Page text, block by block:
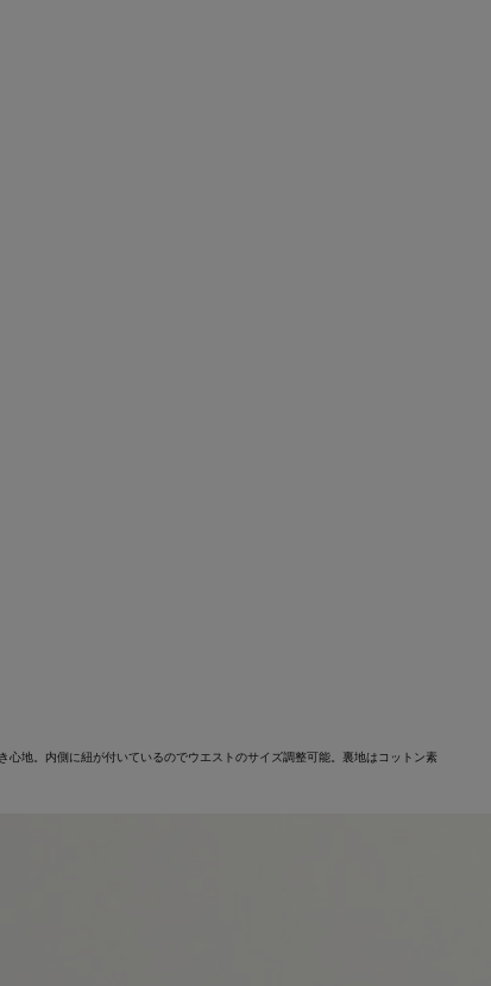
地。内側に紐が付いているのでウエストのサイズ調整可能。裏地はコットン素